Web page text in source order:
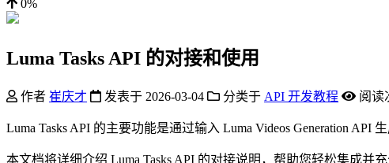
0%
Luma Tasks API 的对接和使用
作者 崔庆才 发表于 2026-03-04 分类于 API 开发教程 阅读
Luma Tasks API 的主要功能是通过输入 Luma Videos Generation API
本文档将详细介绍 Luma Tasks API 的对接说明，帮助您轻松集成并